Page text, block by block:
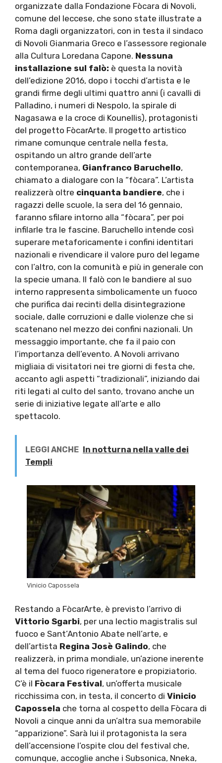
organizzate dalla Fondazione Fòcara di Novoli,
comune del leccese, che sono state illustrate a
Roma dagli organizzatori, con in testa il sindaco
di Novoli Gianmaria Greco e l’assessore regionale
alla Cultura Loredana Capone. Nessuna
installazione sul falò: è questa la novità
dell’edizione 2016, dopo i tocchi d’artista e le
grandi firme degli ultimi quattro anni (i cavalli di
Palladino, i numeri di Nespolo, la spirale di
Nagasawa e la croce di Kounellis), protagonisti
del progetto FòcarArte. Il progetto artistico
rimane comunque centrale nella festa,
ospitando un altro grande dell’arte
contemporanea, Gianfranco Baruchello,
chiamato a dialogare con la “fòcara”. L’artista
realizzerà oltre cinquanta bandiere, che i
ragazzi delle scuole, la sera del 16 gennaio,
faranno sfilare intorno alla “fòcara”, per poi
infilarle tra le fascine. Baruchello intende così
superare metaforicamente i confini identitari
nazionali e rivendicare il valore puro del legame
con l’altro, con la comunità e più in generale con
la specie umana. Il falò con le bandiere al suo
interno rappresenta simbolicamente un fuoco
che purifica dai recinti della disintegrazione
sociale, dalle corruzioni e dalle violenze che si
scatenano nel mezzo dei confini nazionali. Un
messaggio importante, che fa il paio con
l’importanza dell’evento. A Novoli arrivano
migliaia di visitatori nei tre giorni di festa che,
accanto agli aspetti “tradizionali”, iniziando dai
riti legati al culto del santo, trovano anche un
serie di iniziative legate all’arte e allo
spettacolo.
LEGGI ANCHE In notturna nella valle dei
Templi
Vinicio Capossela
Restando a FòcarArte, è previsto l’arrivo di
Vittorio Sgarbi, per una lectio magistralis sul
fuoco e Sant’Antonio Abate nell’arte, e
dell’artista Regina Josè Galindo, che
realizzerà, in prima mondiale, un’azione inerente
al tema del fuoco rigeneratore e propiziatorio.
C’è il Fòcara Festival, un’offerta musicale
ricchissima con, in testa, il concerto di Vinicio
Capossela che torna al cospetto della Fòcara di
Novoli a cinque anni da un’altra sua memorabile
“apparizione”. Sarà lui il protagonista la sera
dell’accensione l’ospite clou del festival che,
comunque, accoglie anche i Subsonica, Nneka,